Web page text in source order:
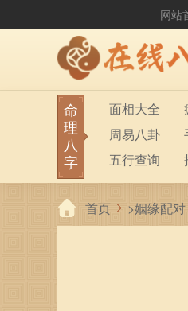
网站
命
理
八
字
面相大全
周易八卦
五行查询
生男生女
前世今生
首页 >姻缘配对